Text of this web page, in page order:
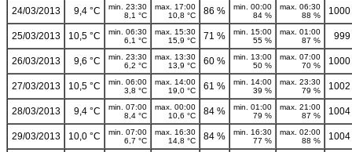
24/03/2013 9,4 °C
min. 23:30
8,1 °C
max. 17:00
10,8 °C
86 %
min. 00:00
84 %
max. 06:30
88 %
25/03/2013 10,5 °C
min. 06:30
6,1 °C
max. 15:30
15,9 °C
71 %
min. 15:00
55 %
max. 01:00
87 %
999
26/03/2013 9,6 °C
min. 23:30
6,2 °C
max. 13:30
13,9 °C
60 %
min. 13:00
50 %
max. 07:00
70 %
27/03/2013 10,5 °C
min. 06:00
3,8 °C
max. 14:00
19,0 °C
61 %
min. 14:00
39 %
max. 23:30
79 %
28/03/2013 9,4 °C
min. 07:00
8,4 °C
max. 00:00
10,6 °C
84 %
min. 01:00
79 %
max. 21:00
87 %
29/03/2013 10,0 °C
min. 07:00
6,7 °C
max. 16:30
14,8 °C
84 %
min. 16:30
77 %
max. 02:00
88 %